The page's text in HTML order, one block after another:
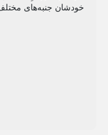
خودشان جنبه‌های مختلف